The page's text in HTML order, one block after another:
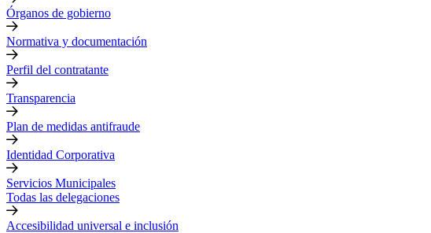
Órganos de gobierno
Normativa y documentación
Perfil del contratante
Transparencia
Plan de medidas antifraude
Identidad Corporativa
Servicios Municipales
Todas las delegaciones
Accesibilidad universal e inclusión